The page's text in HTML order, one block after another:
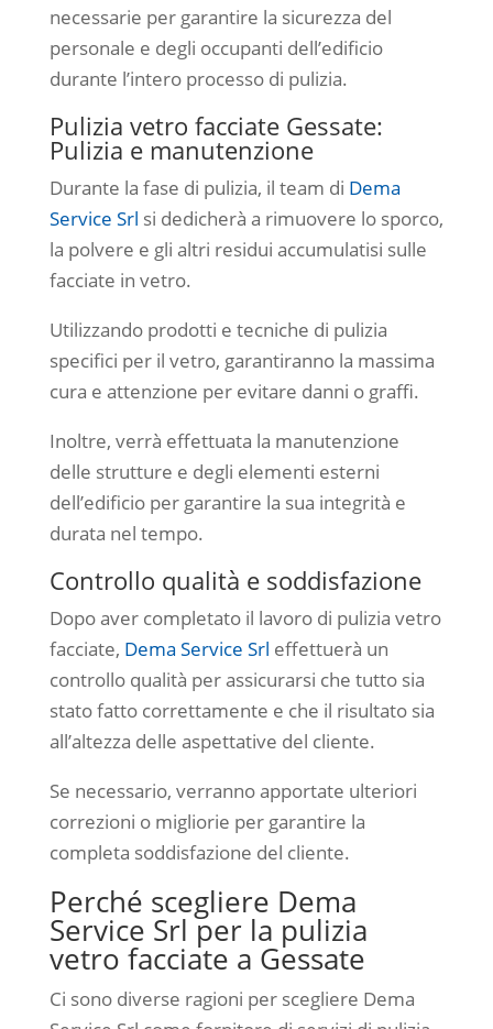
necessarie per garantire la sicurezza del
personale e degli occupanti dell’edificio
durante l’intero processo di pulizia.
Pulizia vetro facciate Gessate:
Pulizia e manutenzione
Durante la fase di pulizia, il team di Dema
Service Srl si dedicherà a rimuovere lo sporco,
la polvere e gli altri residui accumulatisi sulle
facciate in vetro.
Utilizzando prodotti e tecniche di pulizia
specifici per il vetro, garantiranno la massima
cura e attenzione per evitare danni o graffi.
Inoltre, verrà effettuata la manutenzione
delle strutture e degli elementi esterni
dell’edificio per garantire la sua integrità e
durata nel tempo.
Controllo qualità e soddisfazione
Dopo aver completato il lavoro di pulizia vetro
facciate, Dema Service Srl effettuerà un
controllo qualità per assicurarsi che tutto sia
stato fatto correttamente e che il risultato sia
all’altezza delle aspettative del cliente.
Se necessario, verranno apportate ulteriori
correzioni o migliorie per garantire la
completa soddisfazione del cliente.
Perché scegliere Dema
Service Srl per la pulizia
vetro facciate a Gessate
Ci sono diverse ragioni per scegliere Dema